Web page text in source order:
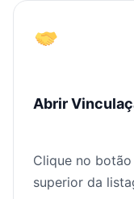
Abrir
Clique no
superior da